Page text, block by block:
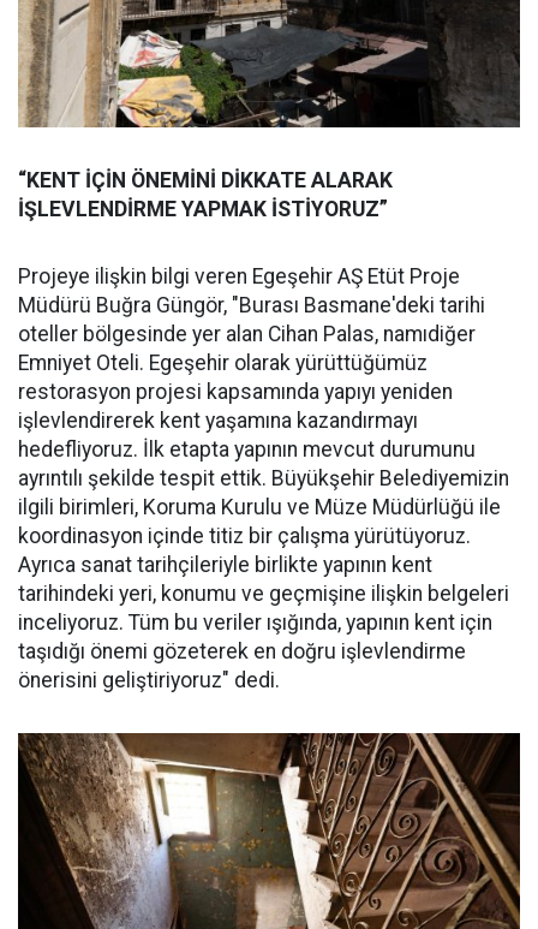
“KENT İÇİN ÖNEMİNİ DİKKATE ALARAK
İŞLEVLENDİRME YAPMAK İSTİYORUZ”
Projeye ilişkin bilgi veren Egeşehir AŞ Etüt Proje
Müdürü Buğra Güngör, "Burası Basmane'deki tarihi
oteller bölgesinde yer alan Cihan Palas, namıdiğer
Emniyet Oteli. Egeşehir olarak yürüttüğümüz
restorasyon projesi kapsamında yapıyı yeniden
işlevlendirerek kent yaşamına kazandırmayı
hedefliyoruz. İlk etapta yapının mevcut durumunu
ayrıntılı şekilde tespit ettik. Büyükşehir Belediyemizin
ilgili birimleri, Koruma Kurulu ve Müze Müdürlüğü ile
koordinasyon içinde titiz bir çalışma yürütüyoruz.
Ayrıca sanat tarihçileriyle birlikte yapının kent
tarihindeki yeri, konumu ve geçmişine ilişkin belgeleri
inceliyoruz. Tüm bu veriler ışığında, yapının kent için
taşıdığı önemi gözeterek en doğru işlevlendirme
önerisini geliştiriyoruz" dedi.